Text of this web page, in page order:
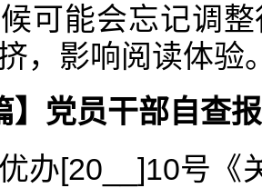
可能会忘记调
，影响阅读体验
】党员干部自查
办[20__]10号《